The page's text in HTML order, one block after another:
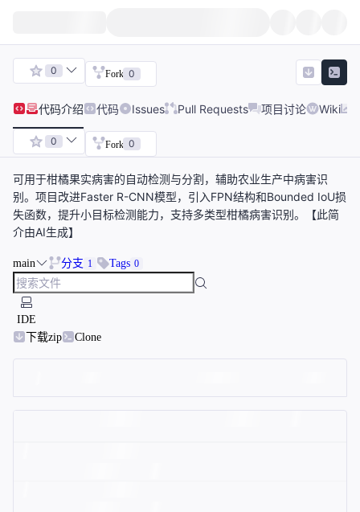
0 Fork 0
代码介绍 代码 Issues Pull Requests 项目讨论 Wiki
0 Fork 0
可用于柑橘果实病害的自动检测与分割，辅助农业生产中病害识
别。项目改进Faster R-CNN模型，引入FPN结构和Bounded IoU损
失函数，提升小目标检测能力，支持多类型柑橘病害识别。【此简
介由AI生成】
main 分支 1 Tags 0
IDE
下载zip
Clone